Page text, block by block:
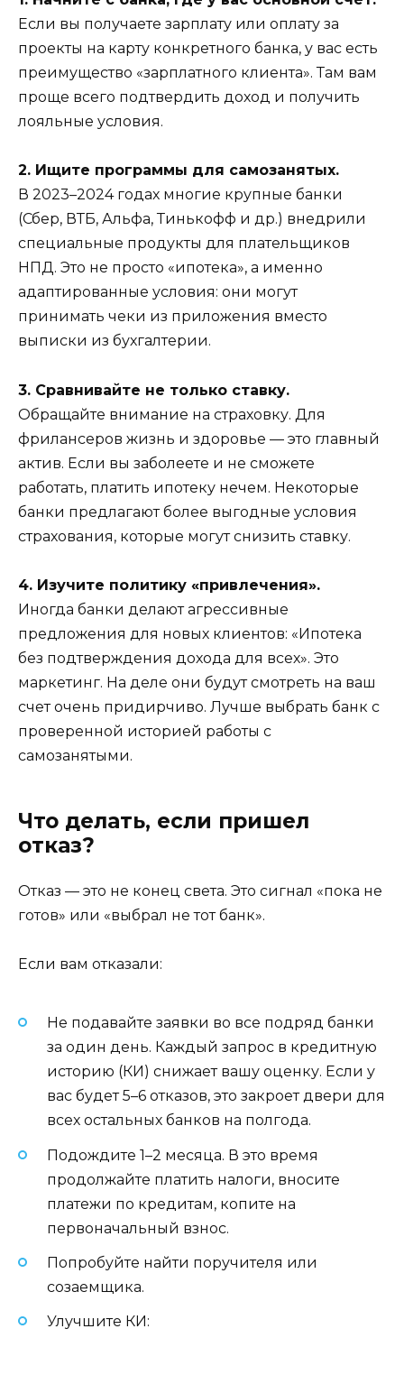
Если вы получаете зарплату или оплату за
проекты на карту конкретного банка, у вас есть
преимущество «зарплатного клиента». Там вам
проще всего подтвердить доход и получить
лояльные условия.
2. Ищите программы для самозанятых.
В 2023–2024 годах многие крупные банки
(Сбер, ВТБ, Альфа, Тинькофф и др.) внедрили
специальные продукты для плательщиков
НПД. Это не просто «ипотека», а именно
адаптированные условия: они могут
принимать чеки из приложения вместо
выписки из бухгалтерии.
3. Сравнивайте не только ставку.
Обращайте внимание на страховку. Для
фрилансеров жизнь и здоровье — это главный
актив. Если вы заболеете и не сможете
работать, платить ипотеку нечем. Некоторые
банки предлагают более выгодные условия
страхования, которые могут снизить ставку.
4. Изучите политику «привлечения».
Иногда банки делают агрессивные
предложения для новых клиентов: «Ипотека
без подтверждения дохода для всех». Это
маркетинг. На деле они будут смотреть на ваш
счет очень придирчиво. Лучше выбрать банк с
проверенной историей работы с
самозанятыми.
Что делать, если пришел
отказ?
Отказ — это не конец света. Это сигнал «пока не
готов» или «выбрал не тот банк».
Если вам отказали:
Не подавайте заявки во все подряд банки
за один день. Каждый запрос в кредитную
историю (КИ) снижает вашу оценку. Если у
вас будет 5–6 отказов, это закроет двери для
всех остальных банков на полгода.
Подождите 1–2 месяца. В это время
продолжайте платить налоги, вносите
платежи по кредитам, копите на
первоначальный взнос.
Попробуйте найти поручителя или
созаемщика.
Улучшите КИ: